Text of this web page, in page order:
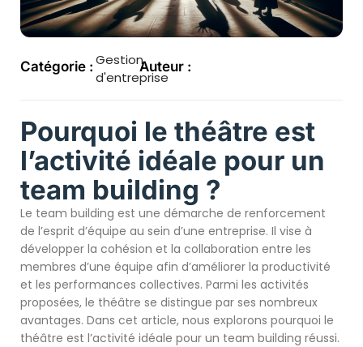
Catégorie : Gestion
d'entreprise
Auteur :
Pourquoi le théâtre est
l’activité idéale pour un
team building ?
Le team building est une démarche de renforcement
de l’esprit d’équipe au sein d’une entreprise. Il vise à
développer la cohésion et la collaboration entre les
membres d’une équipe afin d’améliorer la productivité
et les performances collectives. Parmi les activités
proposées, le théâtre se distingue par ses nombreux
avantages. Dans cet article, nous explorons pourquoi le
théâtre est l’activité idéale pour un team building réussi.